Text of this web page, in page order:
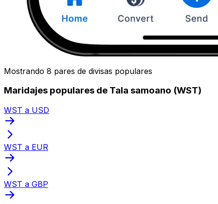
Mostrando 8 pares de divisas populares
Maridajes populares de Tala samoano (WST)
WST a USD
WST a EUR
WST a GBP